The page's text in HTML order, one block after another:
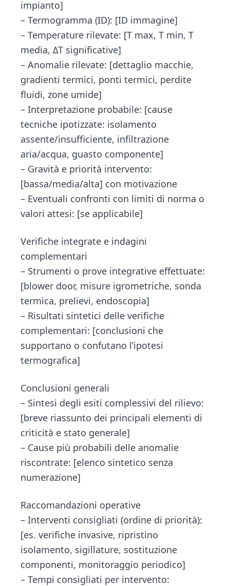
impianto]
– Termogramma (ID): [ID immagine]
– Temperature rilevate: [T max, T min, T
media, ΔT significative]
– Anomalie rilevate: [dettaglio macchie,
gradienti termici, ponti termici, perdite
fluidi, zone umide]
– Interpretazione probabile: [cause
tecniche ipotizzate: isolamento
assente/insufficiente, infiltrazione
aria/acqua, guasto componente]
– Gravità e priorità intervento:
[bassa/media/alta] con motivazione
– Eventuali confronti con limiti di norma o
valori attesi: [se applicabile]
Verifiche integrate e indagini
complementari
– Strumenti o prove integrative effettuate:
[blower door, misure igrometriche, sonda
termica, prelievi, endoscopia]
– Risultati sintetici delle verifiche
complementari: [conclusioni che
supportano o confutano l’ipotesi
termografica]
Conclusioni generali
– Sintesi degli esiti complessivi del rilievo:
[breve riassunto dei principali elementi di
criticità e stato generale]
– Cause più probabili delle anomalie
riscontrate: [elenco sintetico senza
numerazione]
Raccomandazioni operative
– Interventi consigliati (ordine di priorità):
[es. verifiche invasive, ripristino
isolamento, sigillature, sostituzione
componenti, monitoraggio periodico]
– Tempi consigliati per intervento: